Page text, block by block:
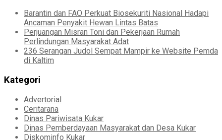
Barantin dan FAO Perkuat Biosekuriti Nasional Hadapi
Ancaman Penyakit Hewan Lintas Batas
Perjuangan Misran Toni dan Pekerjaan Rumah
Perlindungan Masyarakat Adat
236 Serangan Judol Sempat Mampir ke Website Pemda
di Kaltim
Kategori
Advertorial
Ceritarana
Dinas Pariwisata Kukar
Dinas Pemberdayaan Masyarakat dan Desa Kukar
Diskominfo Kukar